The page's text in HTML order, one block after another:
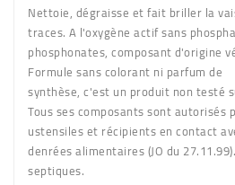
Nettoie, dégraisse et fait briller la
traces. A l'oxygène actif sans
phosphonates, composant d'origine
Formule sans colorant ni parfum de
synthèse, c'est un produit non testé
Tous ses composants sont autorisés
ustensiles et récipients en contact
denrées alimentaires (JO du
septiques.